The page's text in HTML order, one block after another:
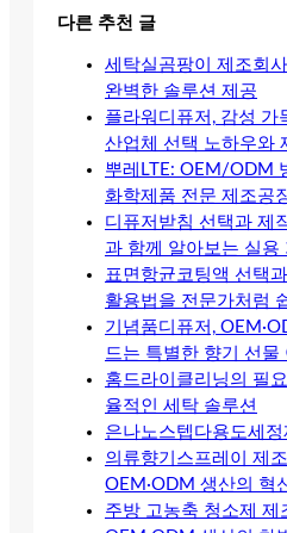
다른 추천 글
세탁실곰팡이 제조회
완벽한 솔루션 제공
플라워디퓨저, 감성 가
산업체 선택 노하우와
뿌레LTE: OEM/ODM
화학제품 전문 제조공
디퓨저받침 선택과 제
과 함께 알아보는 실용
표면항균코팅액 선택
활용법을 전문가처럼
기념품디퓨저,
드는 특별한 향기 선물
홈드라이클리닝의 필
율적인 세탁 솔루션
은나노스텝다용도세
의류향기스프레이 제
OEM·ODM 생산의 혁
주방 고농축 청소제 제